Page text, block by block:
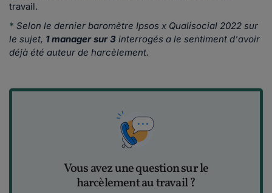
travail.
* Selon le dernier baromètre Ipsos x Qualisocial 2022 sur
le sujet, 1 manager sur 3 interrogés a le sentiment d'avoir
déjà été auteur de harcèlement.
Vous avez une question sur le
harcèlement au travail ?